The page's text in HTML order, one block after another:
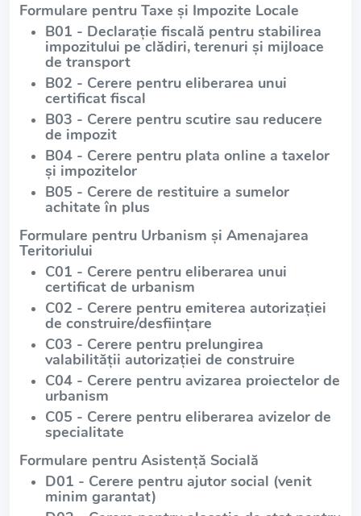
Formulare pentru Taxe și Impozite Locale
B01 - Declarație fiscală pentru stabilirea
impozitului pe clădiri, terenuri și mijloace
de transport
B02 - Cerere pentru eliberarea unui
certificat fiscal
B03 - Cerere pentru scutire sau reducere
de impozit
B04 - Cerere pentru plata online a taxelor
și impozitelor
B05 - Cerere de restituire a sumelor
achitate în plus
Formulare pentru Urbanism și Amenajarea
Teritoriului
C01 - Cerere pentru eliberarea unui
certificat de urbanism
C02 - Cerere pentru emiterea autorizației
de construire/desființare
C03 - Cerere pentru prelungirea
valabilității autorizației de construire
C04 - Cerere pentru avizarea proiectelor de
urbanism
C05 - Cerere pentru eliberarea avizelor de
specialitate
Formulare pentru Asistență Socială
D01 - Cerere pentru ajutor social (venit
minim garantat)